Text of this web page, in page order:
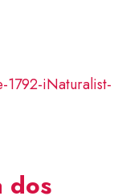
dos